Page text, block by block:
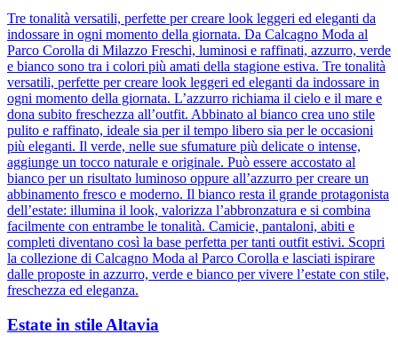
Tre tonalità versatili, perfette per creare look leggeri ed eleganti da
indossare in ogni momento della giornata. Da Calcagno Moda al
Parco Corolla di Milazzo Freschi, luminosi e raffinati, azzurro, verde
e bianco sono tra i colori più amati della stagione estiva. Tre tonalità
versatili, perfette per creare look leggeri ed eleganti da indossare in
ogni momento della giornata. L’azzurro richiama il cielo e il mare e
dona subito freschezza all’outfit. Abbinato al bianco crea uno stile
pulito e raffinato, ideale sia per il tempo libero sia per le occasioni
più eleganti. Il verde, nelle sue sfumature più delicate o intense,
aggiunge un tocco naturale e originale. Può essere accostato al
bianco per un risultato luminoso oppure all’azzurro per creare un
abbinamento fresco e moderno. Il bianco resta il grande protagonista
dell’estate: illumina il look, valorizza l’abbronzatura e si combina
facilmente con entrambe le tonalità. Camicie, pantaloni, abiti e
completi diventano così la base perfetta per tanti outfit estivi. Scopri
la collezione di Calcagno Moda al Parco Corolla e lasciati ispirare
dalle proposte in azzurro, verde e bianco per vivere l’estate con stile,
freschezza ed eleganza.
Estate in stile Altavia